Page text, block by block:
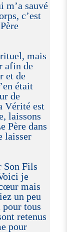
m’a sauvé
c’est
mais
afin de
et de
était
de
Vérité est
laissons
Père dans
laisser
Son Fils
je
mais
un peu
tous
retenus
pour